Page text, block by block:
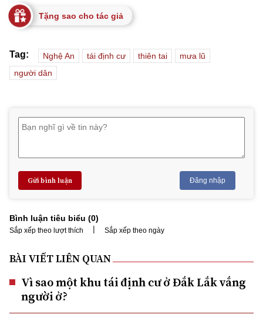
Tặng sao cho tác giả
Tag: Nghệ An tái định cư thiên tai
mưa lũ
người dân
Gửi bình luận Đăng nhập
Bình luận tiêu biểu (0)
Sắp xếp theo lượt thích | Sắp xếp theo ngày
BÀI VIẾT LIÊN QUAN
Vì sao một khu tái định cư ở Đắk Lắk vắng
người ở?